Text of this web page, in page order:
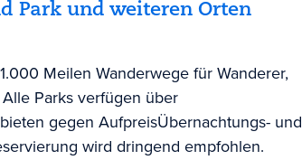
Park und weiteren Orten
Meilen Wanderwege für Wanderer,
Parks verfügen über
gegen AufpreisÜbernachtungs- und
wird dringend empfohlen.